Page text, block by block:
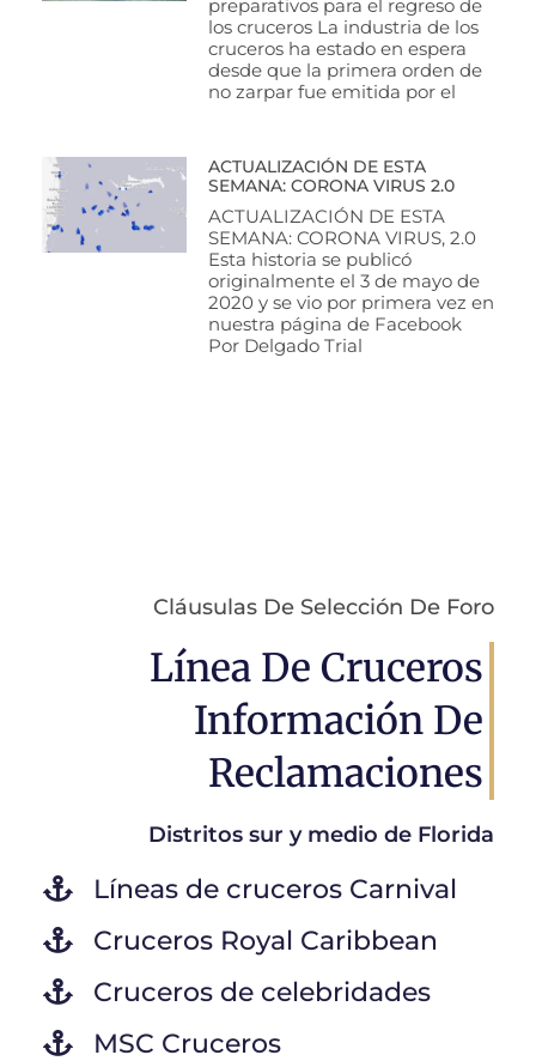
preparativos para el regreso de
los cruceros La industria de los
cruceros ha estado en espera
desde que la primera orden de
no zarpar fue emitida por el
ACTUALIZACIÓN DE ESTA
SEMANA: CORONA VIRUS 2.0
ACTUALIZACIÓN DE ESTA
SEMANA: CORONA VIRUS, 2.0
Esta historia se publicó
originalmente el 3 de mayo de
2020 y se vio por primera vez en
nuestra página de Facebook
Por Delgado Trial
Cláusulas De Selección De Foro
Línea De Cruceros
Información De
Reclamaciones
Distritos sur y medio de Florida
Líneas de cruceros Carnival
Cruceros Royal Caribbean
Cruceros de celebridades
MSC Cruceros